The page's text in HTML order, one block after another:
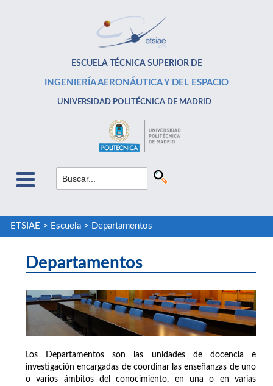
ESCUELA TÉCNICA SUPERIOR DE
INGENIERÍA AERONÁUTICA Y DEL ESPACIO
UNIVERSIDAD POLITÉCNICA DE MADRID
ETSIAE > Escuela> Departamentos
Departamentos
Los Departamentos son las unidades de docencia e
investigación encargadas de coordinar las enseñanzas de uno
o varios ámbitos del conocimiento, en una o en varias